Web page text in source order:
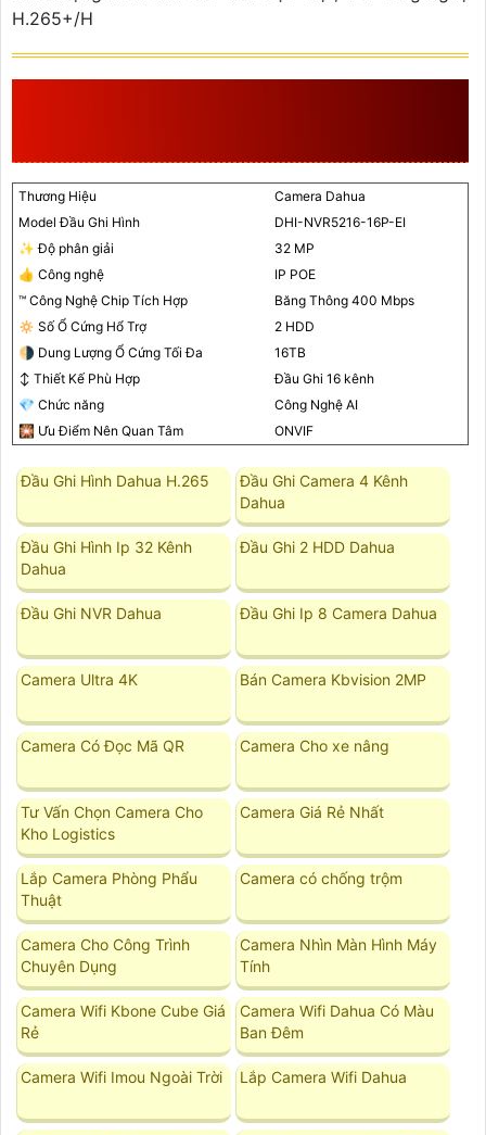
H.265+/H
Thương Hiệu
Camera Dahua
Model Đầu Ghi Hình
DHI-NVR5216-16P-EI
✨ Độ phân giải
32 MP
👍 Công nghệ
IP POE
™️ Công Nghệ Chip Tích Hợp
Băng Thông 400 Mbps
🔅 Số Ổ Cứng Hổ Trợ
2 HDD
🌗 Dung Lượng Ổ Cứng Tối Đa
16TB
↕️ Thiết Kế Phù Hợp
Đầu Ghi 16 kênh
💎 Chức năng
Công Nghệ AI
🎇 Ưu Điểm Nên Quan Tâm
ONVIF
Đầu Ghi Hình Dahua H.265
Đầu Ghi Camera 4 Kênh
Dahua
Đầu Ghi Hình Ip 32 Kênh
Dahua
Đầu Ghi 2 HDD Dahua
Đầu Ghi NVR Dahua Đầu Ghi Ip 8 Camera Dahua
Camera Ultra 4K Bán Camera Kbvision 2MP
Camera Có Đọc Mã QR Camera Cho xe nâng
Tư Vấn Chọn Camera Cho
Kho Logistics
Camera Giá Rẻ Nhất
Lắp Camera Phòng Phẩu
Thuật
Camera có chống trộm
Camera Cho Công Trình
Chuyên Dụng
Camera Nhìn Màn Hình Máy
Tính
Camera Wifi Kbone Cube Giá
Rẻ
Camera Wifi Dahua Có Màu
Ban Đêm
Camera Wifi Imou Ngoài Trời Lắp Camera Wifi Dahua